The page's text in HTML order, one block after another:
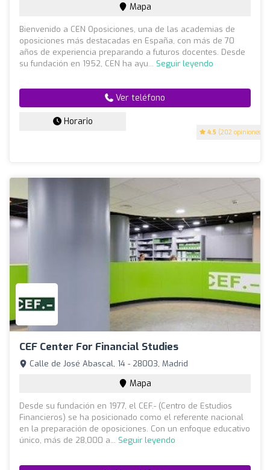
4.5 (202 opiniones)
Mapa
Bienvenido a CEN Oposiciones, una de las academias de
oposiciones más destacadas en España, con más de 70
años de experiencia preparando a futuros docentes. Desde
su fundación en 1952, CEN ha ayu... Seguir leyendo
Ver teléfono
Horario
CEF Center For Financial Studies
Calle de José Abascal, 14 - 28003, Madrid
Mapa
Desde su fundación en 1977, el CEF.- (Centro de Estudios
Financieros) se ha posicionado como el referente nacional
en la preparación de oposiciones. Con un enfoque educativo
único, más de 28,000 a... Seguir leyendo